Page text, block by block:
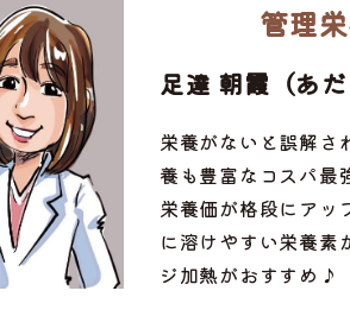
管理
足達 朝霞（あだ
栄養がないと誤解さ
養も豊富なコスパ最
栄養価が格段にアッ
に溶けやすい栄養素
ジ加熱がおすすめ♪